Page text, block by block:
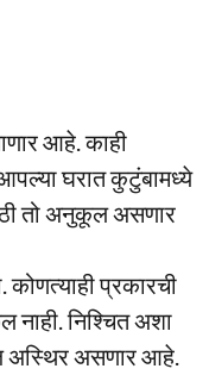
आहे. काही
घरात कुटुंबामध्ये
तो अनुकूल असणार
प्रकारची
निश्चित अशा
अस्थिर असणार आहे.